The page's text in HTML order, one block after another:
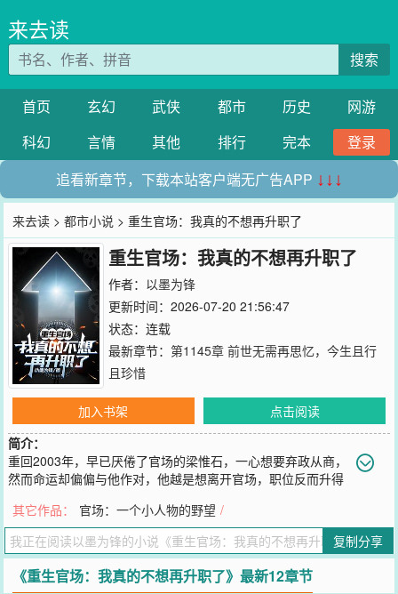
来去读
搜索
首页 玄幻 武侠 都市 历史
网游
科幻
言情 其他 排行 完本
登录
追看新章节，下载本站客户端无广告APP ↓↓↓
来去读 >都市小说 > 重生官场：我真的不想再升职了
重生官场：我真的不想再升职了
作者： 以墨为锋
更新时间：2026-07-20 21:56:47
状态：连载
最新章节： 第1145章 前世无需再思忆，今生且行
且珍惜
加入书架
点击阅读
简介：
重回2003年，早已厌倦了官场的梁惟石，一心想要弃政从商，
然而命运却偏偏与他作对，他越是想离开官场，职位反而升得
不觉已然攀至权力的巅峰。
您要是觉得《重生官场：我真的不想再升职了》还不错的话请不要忘
记向您QQ群和微博微信里的朋友推荐哦！
其它作品： 官场：一个小人物的野望 /
复制分享
《重生官场：我真的不想再升职了》最新12章节